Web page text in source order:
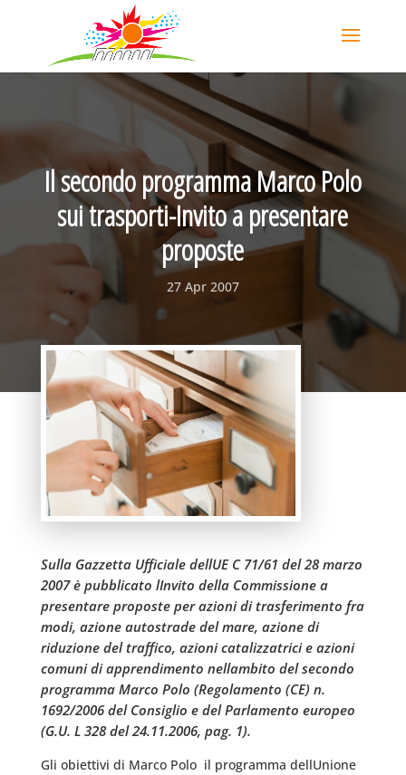
Il secondo programma Marco Polo
sui trasporti-Invito a presentare
proposte
27 Apr 2007
Sulla Gazzetta Ufficiale dellUE C 71/61 del 28 marzo
2007 è pubblicato lInvito della Commissione a
presentare proposte per azioni di trasferimento fra
modi, azione autostrade del mare, azione di
riduzione del traffico, azioni catalizzatrici e azioni
comuni di apprendimento nellambito del secondo
programma Marco Polo (Regolamento (CE) n.
1692/2006 del Consiglio e del Parlamento europeo
(G.U. L 328 del 24.11.2006, pag. 1).
Gli obiettivi di Marco Polo  il programma dellUnione